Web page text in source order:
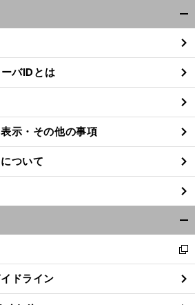
閉
る
バIDとは
示・その他の事項
ついて
閉
る
新
し
い
ウ
ドライン